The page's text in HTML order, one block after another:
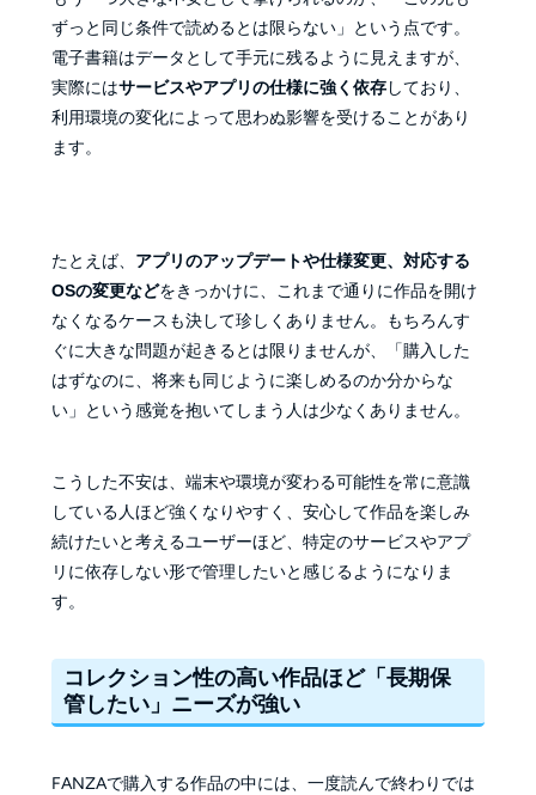
ずっと同じ条件で読めるとは限らない」という点です。
電子書籍はデータとして手元に残るように見えますが、
実際にはサービスやアプリの仕様に強く依存しており、
利用環境の変化によって思わぬ影響を受けることがあり
ます。
たとえば、
アプリのアップデートや仕様変更、対応する
OSの変更などをきっかけに、これまで通りに作品を開け
なくなるケースも決して珍しくありません。もちろんす
ぐに大きな問題が起きるとは限りませんが、「購入した
はずなのに、将来も同じように楽しめるのか分からな
い」という感覚を抱いてしまう人は少なくありません。
こうした不安は、端末や環境が変わる可能性を常に意識
している人ほど強くなりやすく、安心して作品を楽しみ
続けたいと考えるユーザーほど、特定のサービスやアプ
リに依存しない形で管理したいと感じるようになりま
す。
コレクション性の高い作品ほど「長期保
管したい」ニーズが強い
FANZAで購入する作品の中には、一度読んで終わりでは